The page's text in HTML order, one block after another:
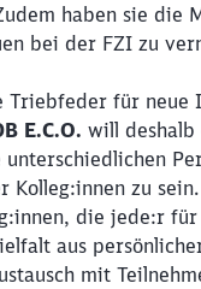
haben sie die
bei der FZI zu
Triebfeder für neue
E.C.O. will
Kolleg:innen zu
die jede:r für
aus
mit